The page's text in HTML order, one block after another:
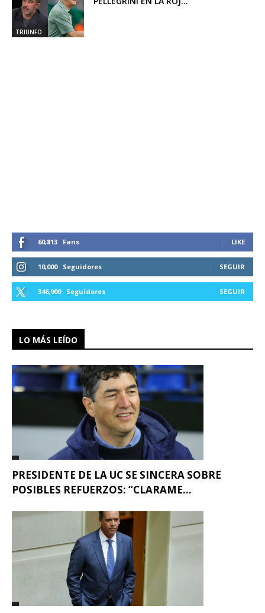
TRIUNFO
60,813 Fans LIKE
10,000 Seguidores SEGUIR
346,900 Seguidores SEGUIR
LO MÁS LEÍDO
PRESIDENTE DE LA UC SE SINCERA SOBRE
POSIBLES REFUERZOS: “CLARAME...